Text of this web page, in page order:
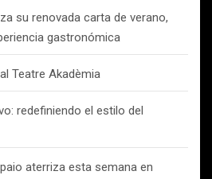
su renovada carta de verano,
gastronómica
Teatre Akadèmia
redefiniendo el estilo del
aterriza esta semana en